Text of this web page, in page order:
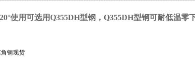
使用可选用Q355DH型钢，Q355DH型钢可耐低温零
钢现货